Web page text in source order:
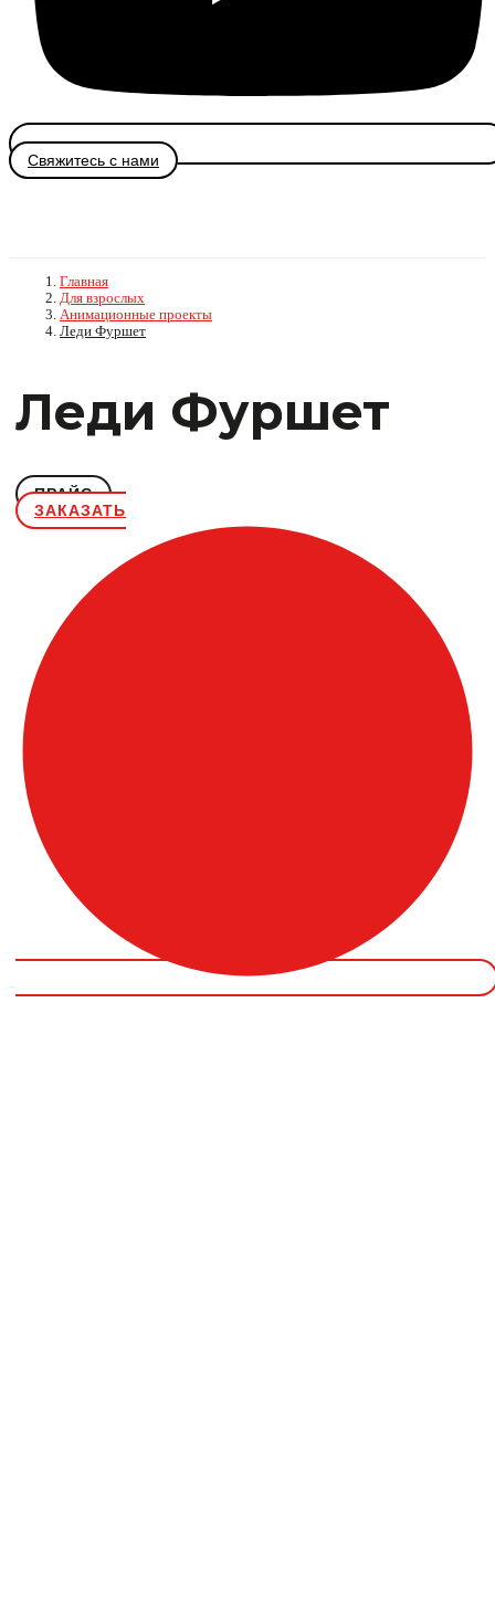
Свяжитесь с нами
Главная
Для взрослых
Анимационные проекты
Леди Фуршет
Леди Фуршет
ПРАЙС
ЗАКАЗАТЬ